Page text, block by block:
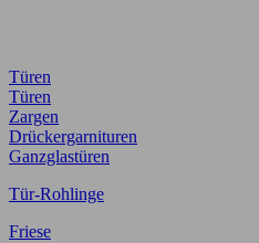
Türen
Türen
Zargen
Drückergarnituren
Ganzglastüren
Tür-Rohlinge
Friese